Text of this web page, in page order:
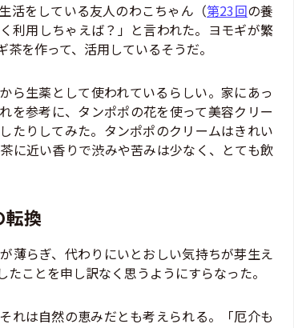
活をしている友人のわこちゃん（第23回の養
利用しちゃえば？」と言われた。ヨモギが繁
を作って、活用しているそうだ。
ら生薬として使われているらしい。家にあっ
を参考に、タンポポの花を使って美容クリー
たりしてみた。タンポポのクリームはきれい
に近い香りで渋みや苦みは少なく、とても飲
転換
薄らぎ、代わりにいとおしい気持ちが芽生え
ことを申し訳なく思うようにすらなった。
れは自然の恵みだとも考えられる。「厄介も